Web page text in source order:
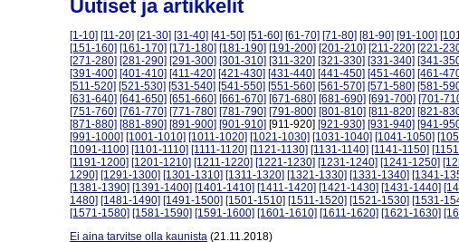
Uutiset ja artikkelit
[1-10] [11-20] [21-30] [31-40] [41-50] [51-60] [61-70] [71-80] [81-90] [91-100]
[151-160] [161-170] [171-180] [181-190] [191-200] [201-210] [211-220] [221-
[271-280] [281-290] [291-300] [301-310] [311-320] [321-330] [331-340] [341-
[391-400] [401-410] [411-420] [421-430] [431-440] [441-450] [451-460] [461-
[511-520] [521-530] [531-540] [541-550] [551-560] [561-570] [571-580] [581-
[631-640] [641-650] [651-660] [661-670] [671-680] [681-690] [691-700] [701-
[751-760] [761-770] [771-780] [781-790] [791-800] [801-810] [811-820] [821-
[871-880] [881-890] [891-900] [901-910] [911-920] [921-930] [931-940] [941-
[991-1000] [1001-1010] [1011-1020] [1021-1030] [1031-1040] [1041-1050]
[1091-1100] [1101-1110] [1111-1120] [1121-1130] [1131-1140] [1141-1150]
[1191-1200] [1201-1210] [1211-1220] [1221-1230] [1231-1240] [1241-1250]
1290] [1291-1300] [1301-1310] [1311-1320] [1321-1330] [1331-1340] [1341-
[1381-1390] [1391-1400] [1401-1410] [1411-1420] [1421-1430] [1431-1440]
1480] [1481-1490] [1491-1500] [1501-1510] [1511-1520] [1521-1530] [1531-
[1571-1580] [1581-1590] [1591-1600] [1601-1610] [1611-1620] [1621-1630]
Ei aina tarvitse olla kaunista (21.11.2018)